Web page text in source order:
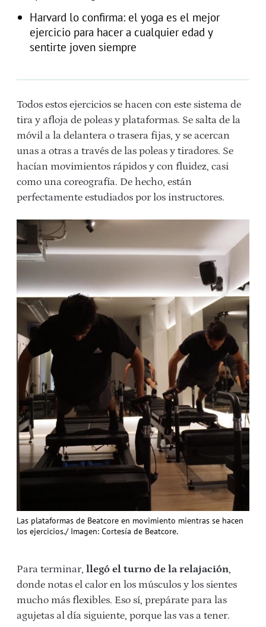
Harvard lo confirma: el yoga es el mejor
ejercicio para hacer a cualquier edad y
sentirte joven siempre
Todos estos ejercicios se hacen con este sistema de
tira y afloja de poleas y plataformas. Se salta de la
móvil a la delantera o trasera fijas, y se acercan
unas a otras a través de las poleas y tiradores. Se
hacían movimientos rápidos y con fluidez, casi
como una coreografía. De hecho, están
perfectamente estudiados por los instructores.
Las plataformas de Beatcore en movimiento mientras se hacen
los ejercicios./ Imagen: Cortesía de Beatcore.
Para terminar, llegó el turno de la relajación,
donde notas el calor en los músculos y los sientes
mucho más flexibles. Eso sí, prepárate para las
agujetas al día siguiente, porque las vas a tener.